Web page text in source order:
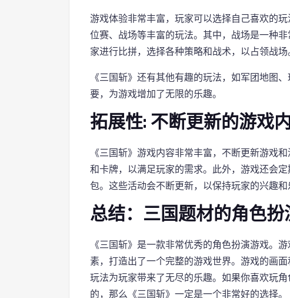
游戏体验非常丰富，玩家可以选择自己喜欢的
位赛、战场等丰富的玩法。其中，战场是一种
家进行比拼，选择各种策略和战术，以占领战场
《三国斩》还有其他有趣的玩法，如军团地图
要，为游戏增加了无限的乐趣。
拓展性: 不断更新的游戏
《三国斩》游戏内容非常丰富，不断更新游戏
和卡牌，以满足玩家的需求。此外，游戏还会
包。这些活动会不断更新，以保持玩家的兴趣和
总结：三国题材的角色
《三国斩》是一款非常优秀的角色扮演游戏。
素，打造出了一个完整的游戏世界。游戏的画
玩法为玩家带来了无尽的乐趣。如果你喜欢玩
的，那么《三国斩》一定是一个非常好的选择。